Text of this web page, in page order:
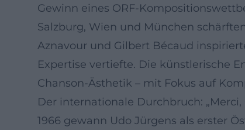
Gewinn eines ORF-
Salzburg, Wien und München
Aznavour und Gilbert Bécaud
Expertise vertiefte. Die künstlerische
Chanson-Ästhetik – mit Fokus auf
Der internationale Durchbruch:
1966 gewann Udo Jürgens als erster